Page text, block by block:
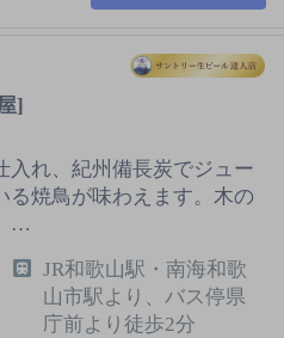
]
入れ、紀州備長炭でジュー
る焼鳥が味わえます。木の
…
JR和歌山駅・南海和歌
山市駅より、バス停県
庁前より徒歩2分